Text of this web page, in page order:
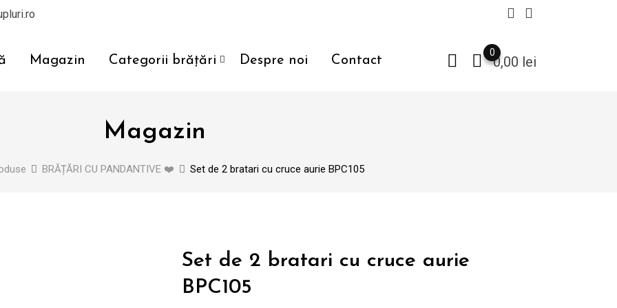
Magazin Categorii brățări Despre noi Contact 0,00 lei
0
Magazin
BRĂȚĂRI CU PANDANTIVE ❤️ Set de 2 bratari cu cruce aurie BPC105
Set de 2 bratari cu cruce aurie
BPC105